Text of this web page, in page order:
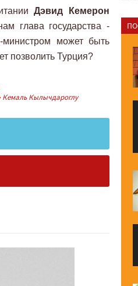
Дэвид Кемерон
глава государства -
министром может быть
позволить Турция?
Кемаль Кылычдароглу